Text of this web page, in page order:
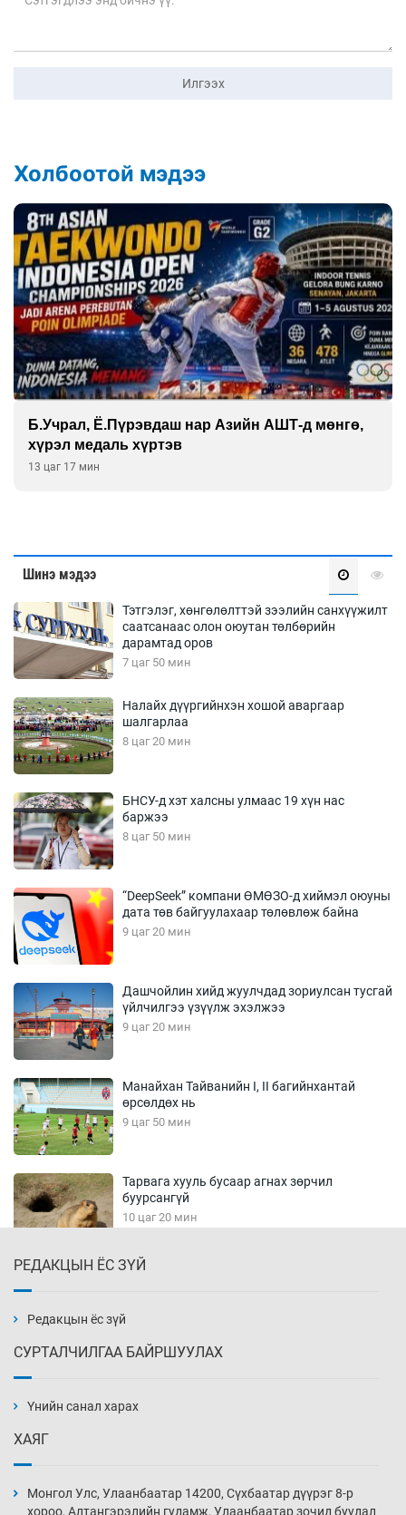
Илгээх
Холбоотой мэдээ
Б.Учрал, Ё.Пүрэвдаш нар Азийн АШТ-д мөнгө,
хүрэл медаль хүртэв
13 цаг 17 мин
Шинэ мэдээ
Тэтгэлэг, хөнгөлөлттэй зээлийн санхүүжилт
саатсанаас олон оюутан төлбөрийн
дарамтад оров
7 цаг 50 мин
Налайх дүүргийнхэн хошой аваргаар
шалгарлаа
8 цаг 20 мин
БНСУ-д хэт халсны улмаас 19 хүн нас
баржээ
8 цаг 50 мин
“DeepSeek” компани ӨМӨЗО-д хиймэл оюуны
дата төв байгуулахаар төлөвлөж байна
9 цаг 20 мин
Дашчойлин хийд жуулчдад зориулсан тусгай
үйлчилгээ үзүүлж эхэлжээ
9 цаг 20 мин
Манайхан Тайванийн I, II багийнхантай
өрсөлдөх нь
9 цаг 50 мин
Тарвага хууль бусаар агнах зөрчил
буурсангүй
10 цаг 20 мин
10 цаг 50 мин
11 цаг 20 мин
11 цаг 50 мин
РЕДАКЦЫН ЁС ЗҮЙ
Редакцын ёс зүй
СУРТАЛЧИЛГАА БАЙРШУУЛАХ
Үнийн санал харах
ХАЯГ
Монгол Улс, Улаанбаатар 14200, Сүхбаатар дүүрэг 8-р
хороо, Алтангэрэлийн гудамж, Улаанбаатар зочид буудал